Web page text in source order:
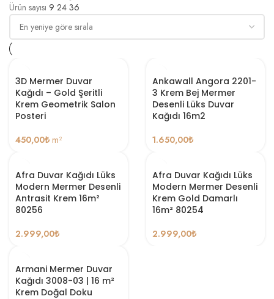
Ürün sayısı 9 24 36
3D Mermer Duvar
Kağıdı – Gold Şeritli
Krem Geometrik Salon
Posteri
450,00₺ m²
Ankawall Angora 2201-
3 Krem Bej Mermer
Desenli Lüks Duvar
Kağıdı 16m2
1.650,00₺
Afra Duvar Kağıdı Lüks
Modern Mermer Desenli
Antrasit Krem 16m²
80256
2.999,00₺
Afra Duvar Kağıdı Lüks
Modern Mermer Desenli
Krem Gold Damarlı
16m² 80254
2.999,00₺
Armani Mermer Duvar
Kağıdı 3008-03 | 16 m²
Krem Doğal Doku